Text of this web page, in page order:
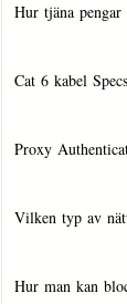
Hur tjäna pengar
Cat 6 kabel Specs
Proxy
Vilken typ av
Hur man kan